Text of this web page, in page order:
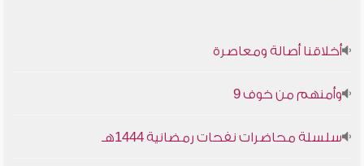
أخلاقنا أصالة ومعاصرة
وأمنهم من خوف 9
سلسلة محاضرات نفحات رمضانية 1444هـ